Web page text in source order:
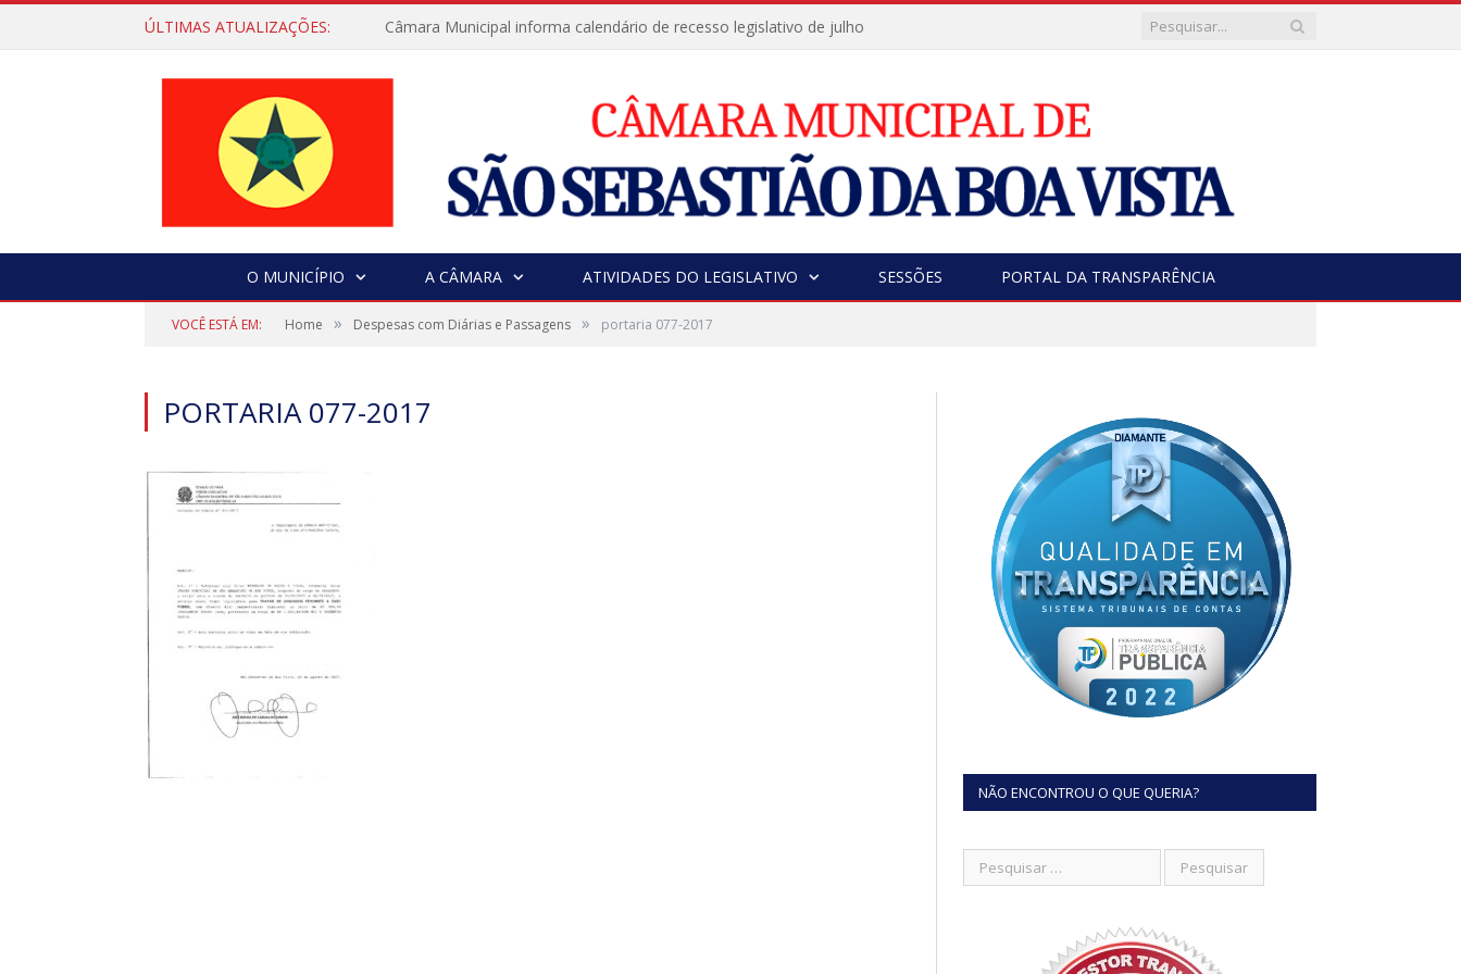
ÚLTIMAS ATUALIZAÇÕES: Câmara Municipal informa calendário de recesso legislativo de julho
O MUNICÍPIO A CÂMARA ATIVIDADES DO LEGISLATIVO SESSÕES PORTAL DA TRANSPARÊNCIA
VOCÊ ESTÁ EM: Home » Despesas com Diárias e Passagens » portaria 077-2017
PORTARIA 077-2017
NÃO ENCONTROU O QUE QUERIA?